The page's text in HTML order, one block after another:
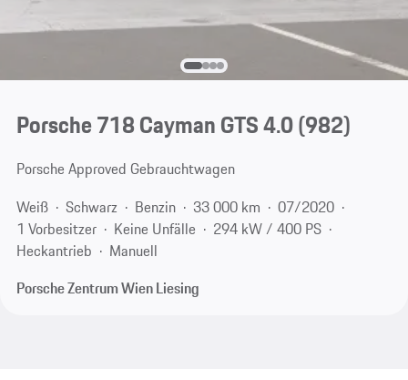
Porsche 718 Cayman GTS 4.0(982)
Porsche Approved Gebrauchtwagen
Weiß
Schwarz Benzin 33 000 km
07/2020
1 Vorbesitzer
Keine Unfälle
294 kW / 400 PS
Heckantrieb
Manuell
Porsche Zentrum Wien Liesing